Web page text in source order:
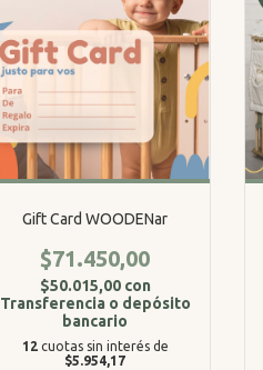
Gift Card WOODENar
$71.450,00
$50.015,00 con
Transferencia o depósito
bancario
12 cuotas sin interés de
$5.954,17